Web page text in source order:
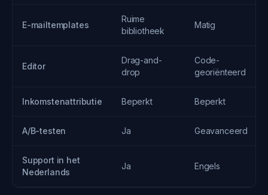
E-mailtemplates
Ruime
bibliotheek
Matig
Editor
Drag-and-
drop
Code-
georiënteerd
Inkomstenattributie Beperkt Beperkt
A/B-testen Ja Geavanceerd
Support in het
Nederlands
Ja Engels